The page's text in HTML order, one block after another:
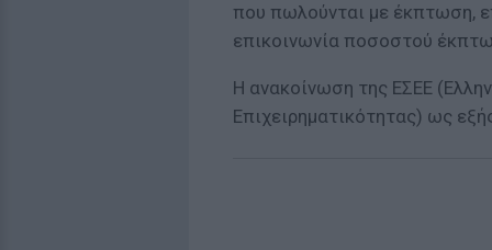
που πωλούνται με έκπτωση,
επικοινωνία ποσοστού
Η ανακοίνωση της ΕΣΕΕ
Επιχειρηματικότητας) ως